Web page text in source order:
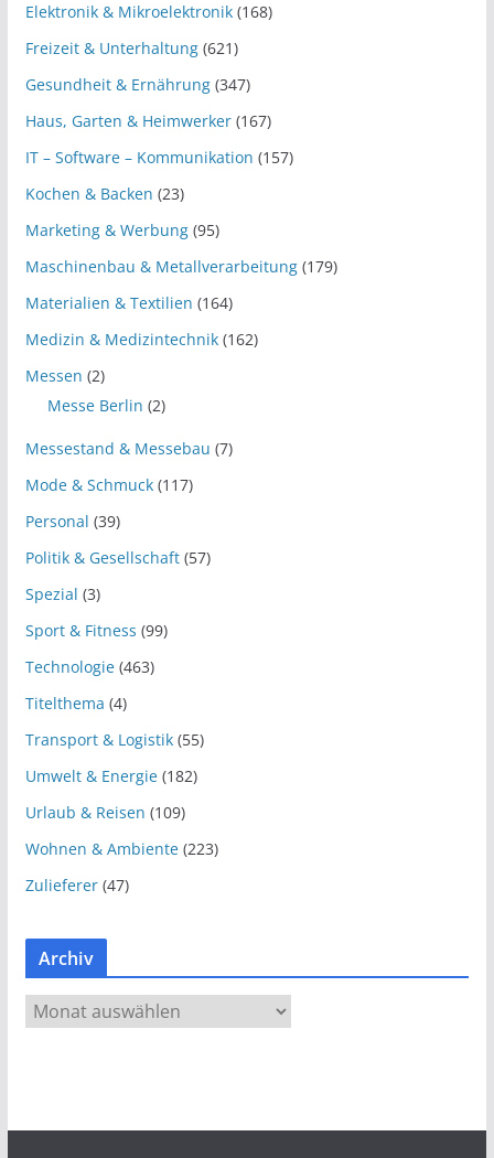
Elektronik & Mikroelektronik(168)
Freizeit & Unterhaltung(621)
Gesundheit & Ernährung(347)
Haus, Garten & Heimwerker(167)
IT – Software – Kommunikation (157)
Kochen & Backen (23)
Marketing & Werbung(95)
Maschinenbau & Metallverarbeitung(179)
Materialien & Textilien (164)
Medizin & Medizintechnik(162)
Messen (2)
Messe Berlin (2)
Messestand & Messebau (7)
Mode & Schmuck(117)
Personal (39)
Politik & Gesellschaft(57)
Spezial (3)
Sport & Fitness (99)
Technologie(463)
Titelthema (4)
Transport & Logistik(55)
Umwelt & Energie(182)
Urlaub & Reisen (109)
Wohnen & Ambiente(223)
Zulieferer(47)
Archiv
r